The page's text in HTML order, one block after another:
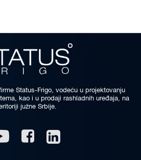
Status-Frigo, vodeću u projektovanju
kao i u prodaji rashladnih uređaja, na
južne Srbije.
Facebook